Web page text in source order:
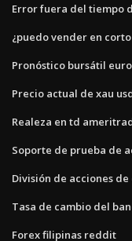
Error fuera del tiempo
¿puedo vender en
Pronóstico bursátil
Precio actual de xau
Realeza en td
Soporte de prueba de
División de acciones de
Tasa de cambio del
Forex filipinas reddit